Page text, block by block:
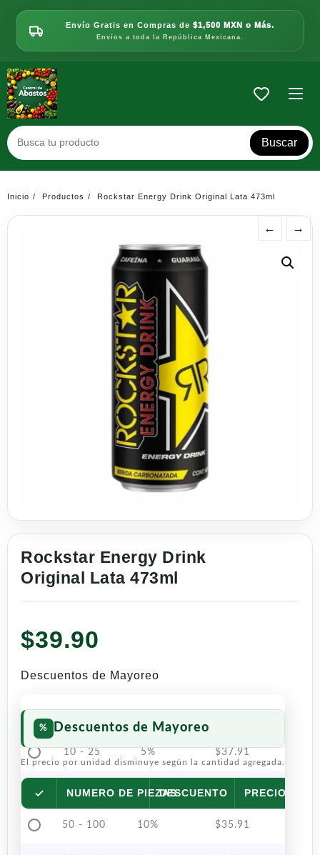
contenido
Envío Gratis en Compras de $1,500 MXN o Más.
Envíos a toda la República Mexicana.
Buscar
Inicio Productos Rockstar Energy Drink Original Lata 473ml
← →
Rockstar Energy Drink
Original Lata 473ml
$39.90
Descuentos de Mayoreo
Descuentos de Mayoreo
El precio por unidad disminuye según la cantidad agregada.
NUMERO DE PIEZASDESCUENTO PRECIO POR
10 - 25 5% $37.91
26 - 49 7.5% $36.91
50 - 100 10% $35.91